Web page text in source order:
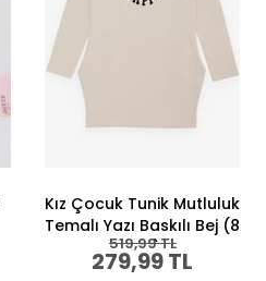
Kız Çocuk Tunik Mutluluk
Temalı Yazı Baskılı Bej (8
Yaş)
279,99 TL
519,99 TL